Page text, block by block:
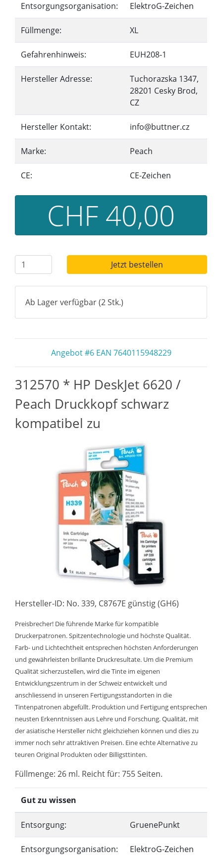
Entsorgungsorganisation: ElektroG-Zeichen
Füllmenge: XL
Gefahrenhinweis: EUH208-1
Hersteller Adresse:
Tuchorazska 1347,
28201 Cesky Brod,
CZ
Hersteller Kontakt: info@buttner.cz
Marke: Peach
CE: CE-Zeichen
CHF 40,00
Jetzt bestellen
Ab Lager verfügbar (2 Stk.)
Angebot #6 EAN 7640115948229
312570 * HP DeskJet 6620 /
Peach Druckkopf schwarz
kompatibel zu
Hersteller-ID: No. 339, C8767E günstig (GH6)
Preisbrecher! Die führende Marke für kompatible
Druckerpatronen. Spitzentechnologie und höchste Qualität.
Farb- und Lichtechtheit entsprechen höchsten Anforderungen
und gewährleisten brillante Druckresultate. Um die Premium
Qualität sicherzustellen, wird die Tinte im eigenen
Entwicklungszentrum in der Schweiz entwickelt und
anschliessend in unseren Fertigungsstandorten in die
Tintenpatronen abgefüllt. Produktion und Fertigung entsprechen
neusten Erkenntnissen aus Lehre und Forschung. Qualität, mit
der asiatische Hersteller nicht gleichziehen können und dies zu
immer noch sehr attraktiven Preisen. Eine echte Alternative zu
teuren Original Produkten oder Billigsttinten.
Füllmenge: 26 ml. Reicht für: 755 Seiten.
Gut zu wissen
Entsorgung: GruenePunkt
Entsorgungsorganisation: ElektroG-Zeichen